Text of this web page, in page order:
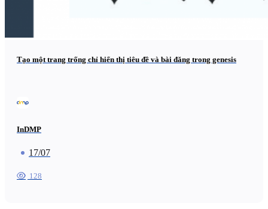
Tạo một trang trống chỉ hiển thị tiêu đề và bài đăng trong genesis
InDMP
17/07
128